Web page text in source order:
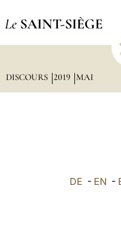
Le SAINT-SIÈGE
DISCOURS 2019 MAI
DE - EN -